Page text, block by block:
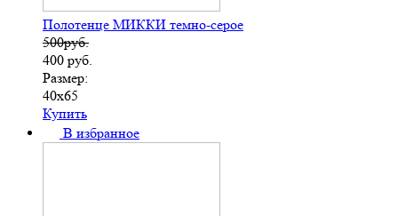
Полотенце МИККИ темно-серое
500руб.
400 руб.
Размер:
40х65
Купить
В избранное